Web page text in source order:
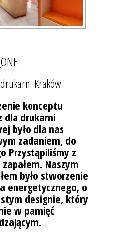
Kraków.
konceptu
dla drukarni
było dla nas
zadaniem, do
Przystąpiliśmy z
Naszym
było stworzenie
energetycznego, o
designie, który
w pamięć